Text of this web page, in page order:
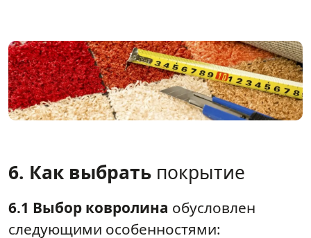
6. Как выбрать покрытие
6.1 Выбор ковролина обусловлен
следующими особенностями: